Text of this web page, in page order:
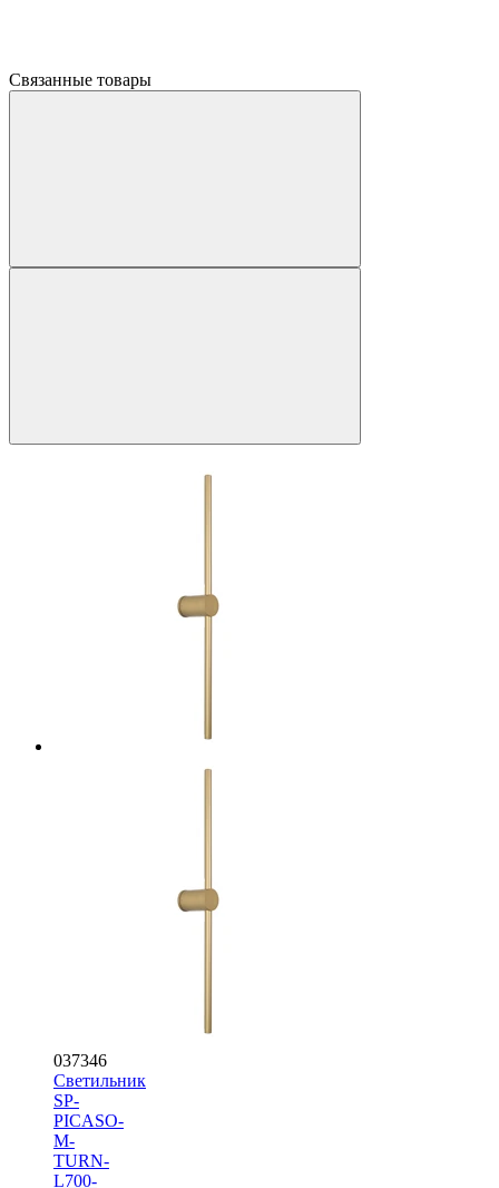
Связанные товары
037346
Светильник
SP-
PICASO-
M-
TURN-
L700-